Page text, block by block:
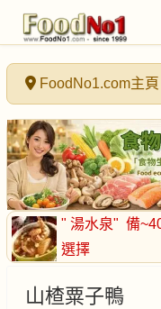
FoodNo1.com主頁
" 湯水泉" 備
選擇
山楂粟子鴨